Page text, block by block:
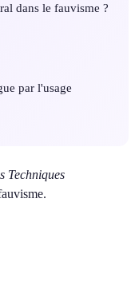
dans le fauvisme ?
par l'usage
Techniques